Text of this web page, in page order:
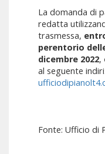
La domanda di
redatta
trasmessa,
perentorio
dicembre 2022,
al seguente
Fonte: Ufficio di